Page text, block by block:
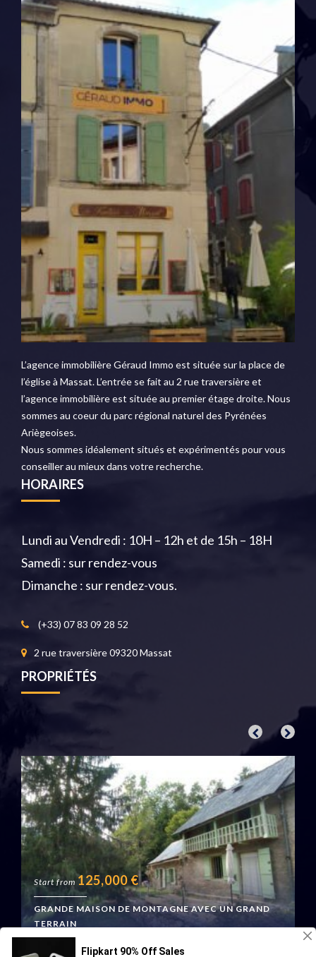
L’agence immobilière Géraud Immo est située sur la place de
l’église à Massat. L’entrée se fait au 2 rue traversière et
l’agence immobilière est située au premier étage droite. Nous
sommes au coeur du parc régional naturel des Pyrénées
Ariègeoises.
Nous sommes idéalement situés et expérimentés pour vous
conseiller au mieux dans votre recherche.
HORAIRES
Lundi au Vendredi : 10H – 12h et de 15h – 18H
Samedi : sur rendez-vous
Dimanche : sur rendez-vous.
(+33) 07 83 09 28 52
2 rue traversière 09320 Massat
PROPRIÉTÉS
Start from 125,000 €
GRANDE MAISON DE MONTAGNE AVEC UN GRAND
TERRAIN
Boussenac, France